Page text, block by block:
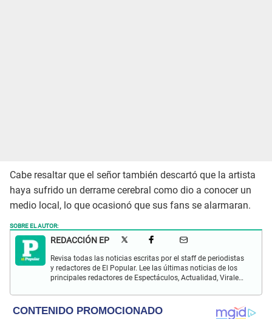
Cabe resaltar que el señor también descartó que la artista
haya sufrido un derrame cerebral como dio a conocer un
medio local, lo que ocasionó que sus fans se alarmaran.
SOBRE EL AUTOR:
REDACCIÓN EP
Revisa todas las noticias escritas por el staff de periodistas
y redactores de El Popular. Lee las últimas noticias de los
principales redactores de Espectáculos, Actualidad, Virales,